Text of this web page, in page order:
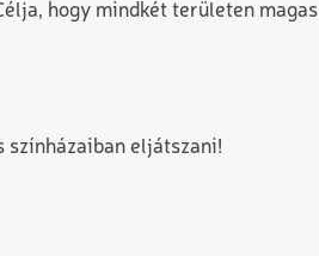
hogy mindkét területen magas
színházaiban eljátszani!